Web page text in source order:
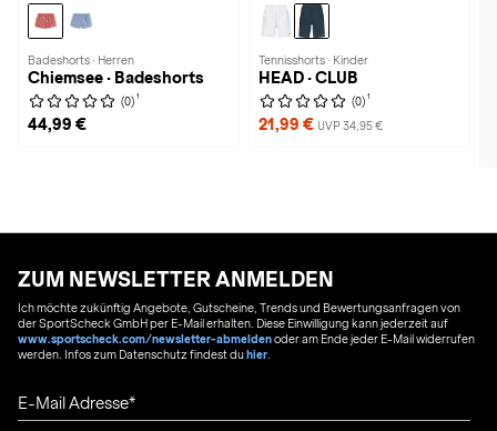
Badeshorts · Herren
Chiemsee · Badeshorts
(0) 1
44,99 €
Tennisshorts · Kinder
HEAD · CLUB
(0) 1
21,99 € UVP 34,95 €
ZUM NEWSLETTER ANMELDEN
Ich möchte zukünftig Angebote, Gutscheine, Trends und Bewertungsanfragen von
der SportScheck GmbH per E-Mail erhalten. Diese Einwilligung kann jederzeit auf
www.sportscheck.com/newsletter-abmeldenoder am Ende jeder E-Mail widerrufen
werden. Infos zum Datenschutz findest duhier
E-Mail Adresse